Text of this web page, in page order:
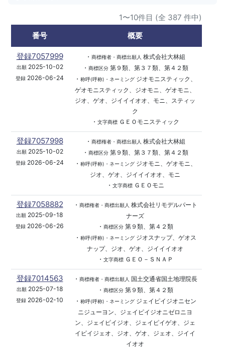
1〜10件目 (全 387 件中)
番号
概要
登録7057999
出願2025-10-02
登録 2026-06-24
・ 商標権者・商標出願人 株式会社大林組
・ 商標区分第９類、第３７類、第４２類
・ 称呼(呼称)・ネーミングジオモニスティック、
ゲオモニスティック、ジオモニ、ゲオモニ、
ジオ、ゲオ、ジイイイオオ、モニ、スティッ
ク
・ 文字商標ＧＥＯモニスティック
登録7057998
出願2025-10-02
登録 2026-06-24
・ 商標権者・商標出願人 株式会社大林組
・ 商標区分第９類、第３７類、第４２類
・ 称呼(呼称)・ネーミングジオモニ、ゲオモニ、
ジオ、ゲオ、ジイイイオオ、モニ
・ 文字商標ＧＥＯモニ
登録7058882
出願 2025-09-18
登録 2026-06-26
・ 商標権者・商標出願人 株式会社リモデルパート
ナーズ
・ 商標区分第９類、第４２類
・ 称呼(呼称)・ネーミングジオスナップ、ゲオス
ナップ、ジオ、ゲオ、ジイイイオオ
・ 文字商標ＧＥＯ－ＳＮＡＰ
登録7014563
出願2025-07-18
登録 2026-02-10
・ 商標権者・商標出願人
国土交通省国土地理院長
・ 商標区分第９類、第４２類
・ 称呼(呼称)・ネーミングジェイピイジオニセン
ニジューヨン、ジェイピイジオニゼロニヨ
ン、ジェイピイジオ、ジェイピイゲオ、ジェ
イピイジェオ、ジオ、ゲオ、ジェオ、ジイイ
イオオ